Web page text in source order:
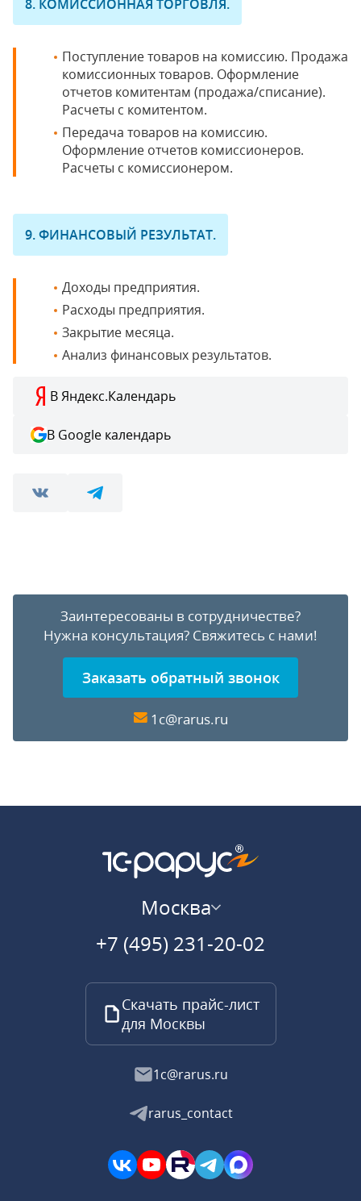
8. КОМИССИОННАЯ ТОРГОВЛЯ.
Поступление товаров на комиссию. Продажа
комиссионных товаров. Оформление
отчетов комитентам (продажа/списание).
Расчеты с комитентом.
Передача товаров на комиссию.
Оформление отчетов комиссионеров.
Расчеты с комиссионером.
9. ФИНАНСОВЫЙ РЕЗУЛЬТАТ.
Доходы предприятия.
Расходы предприятия.
Закрытие месяца.
Анализ финансовых результатов.
В Яндекс.Календарь
В Google календарь
Заинтересованы в сотрудничестве?
Нужна консультация? Свяжитесь с нами!
Заказать обратный звонок
1c@rarus.ru
Москва
+7 (495) 231-20-02
Скачать прайс-лист
для Москвы
1c@rarus.ru
rarus_contact